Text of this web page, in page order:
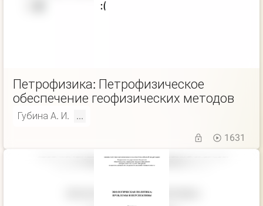
Петрофизика: Петрофизическое
обеспечение геофизических методов
Губина А. И.
...
1631